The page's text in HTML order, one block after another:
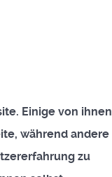
Einige von ihnen
während andere
zu